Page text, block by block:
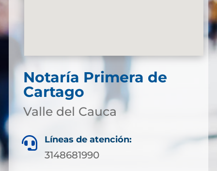
Notaría Primera de
Cartago
Valle del Cauca
 Líneas de atención:
3148681990